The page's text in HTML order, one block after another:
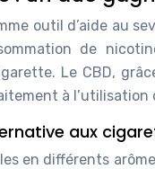
outil d’aide au
de
Le CBD,
à l’utilisation
aux
en différents